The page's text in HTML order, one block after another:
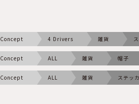
Concept 4 Drivers 雑貨
Concept ALL 雑貨 帽子
Concept ALL 雑貨 ステッ